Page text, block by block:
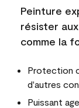
Peinture
résister
comme la
Protection
d'autres
Puissant